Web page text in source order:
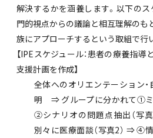
解決するかを涵養します。以下のス
門的視点からの議論と相互理解のも
族にアプローチするという取組で行
【IPEスケジュール：患者の療養指
支援計画を作成】
全体へのオリエンテーション
明 ⇒ グループに分かれて①ミ
②シナリオの問題点抽出（写
別々に医療面談（写真2） ⇒ ④